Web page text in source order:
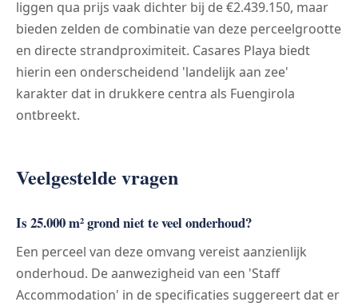
liggen qua prijs vaak dichter bij de €2.439.150, maar
bieden zelden de combinatie van deze perceelgrootte
en directe strandproximiteit. Casares Playa biedt
hierin een onderscheidend 'landelijk aan zee'
karakter dat in drukkere centra als Fuengirola
ontbreekt.
Veelgestelde vragen
Is 25.000 m² grond niet te veel onderhoud?
Een perceel van deze omvang vereist aanzienlijk
onderhoud. De aanwezigheid van een 'Staff
Accommodation' in de specificaties suggereert dat er